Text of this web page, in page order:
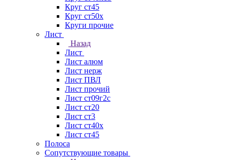
Круг ст45
Круг ст50х
Круги прочие
Лист
Назад
Лист
Лист алюм
Лист нерж
Лист ПВЛ
Лист прочий
Лист ст09г2с
Лист ст20
Лист ст3
Лист ст40х
Лист ст45
Полоса
Сопутствующие товары